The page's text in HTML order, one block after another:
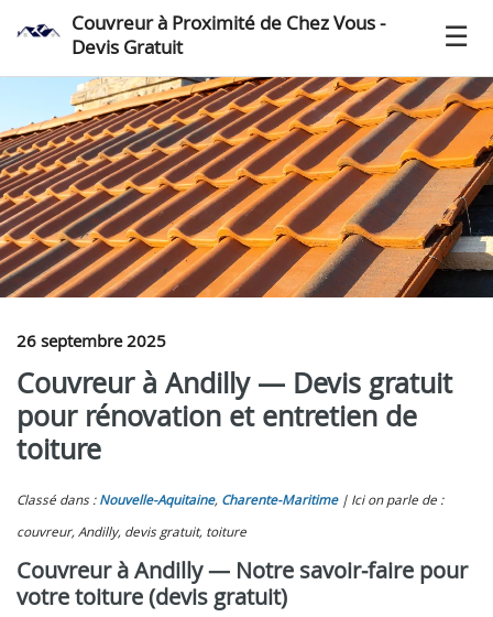
Couvreur à Proximité de Chez Vous -
Devis Gratuit
26 septembre 2025
Couvreur à Andilly — Devis gratuit
pour rénovation et entretien de
toiture
Classé dans : Nouvelle-Aquitaine, Charente-Maritime
Ici on parle de :
couvreur, Andilly, devis gratuit, toiture
Couvreur à Andilly — Notre savoir‑faire pour
votre toiture (devis gratuit)